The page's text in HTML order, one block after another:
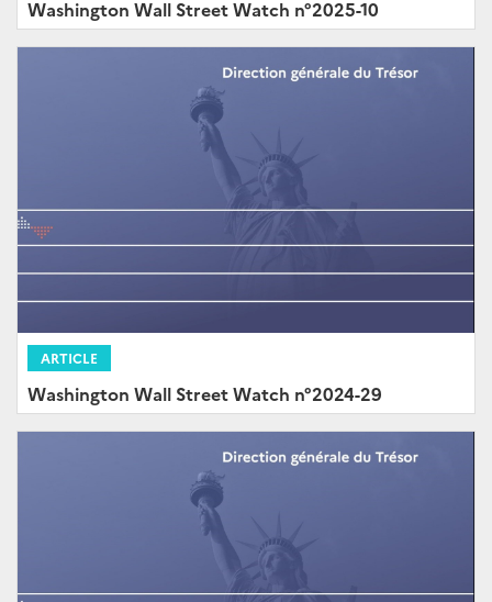
Washington Wall Street Watch n°2025-10
ARTICLE
Washington Wall Street Watch n°2024-29